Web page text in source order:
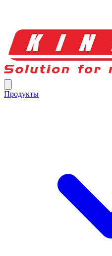
Продукты